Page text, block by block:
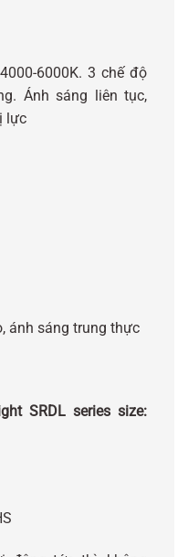
6000K. 3 chế độ
Ánh sáng liên tục,
lực
ánh sáng trung thực
SRDL series size: